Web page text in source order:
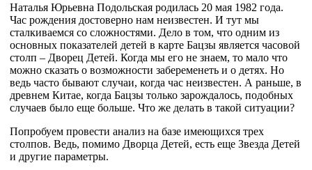
Наталья Юрьевна Подольская родилась 20 мая 1982 года.
Час рождения достоверно нам неизвестен. И тут мы
сталкиваемся со сложностями. Дело в том, что одним из
основных показателей детей в карте Бацзы является часовой
столп – Дворец Детей. Когда мы его не знаем, то мало что
можно сказать о возможности забеременеть и о детях. Но
ведь часто бывают случаи, когда час неизвестен. А раньше, в
древнем Китае, когда Бацзы только зарождалось, подобных
случаев было еще больше. Что же делать в такой ситуации?
Попробуем провести анализ на базе имеющихся трех
столпов. Ведь, помимо Дворца Детей, есть еще Звезда Детей
и другие параметры.